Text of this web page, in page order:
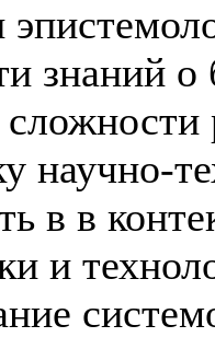
знаний
научно-
в в
и